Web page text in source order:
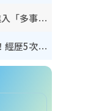
立秋2026｜8月7日立秋進入「多事之秋」 3件事唔做得！專家教6招開運 清枱頭／銀包納氣接好運
颱風白海豚料周日襲浙江！經歷5次「眼牆置換」極罕見 成登陸內地最長途颱風